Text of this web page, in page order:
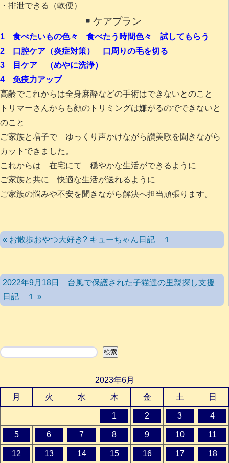
・排泄できる（軟便）
ケアプラン
1 食べたいもの色々 食べたう時間色々 試してもらう
2 口腔ケア（炎症対策） 口周りの毛を切る
3 目ケア （めやに洗浄）
4 免疫力アップ
高齢でこれからは全身麻酔などの手術はできないとのこと
トリマーさんからも顔のトリミングは嫌がるのでできないと
のこと
ご家族と増子で ゆっくり声かけながら讃美歌を聞きながら
カットできました。
これからは 在宅にて 穏やかな生活ができるように
ご家族と共に 快適な生活が送れるように
ご家族の悩みや不安を聞きながら解決へ担当頑張ります。
« お散歩おやつ大好き? キューちゃん日記 １
2022年9月18日 台風で保護された子猫達の里親探し支援
日記 １ »
検索 検索
2023年6月
月
火 水 木 金 土 日
1 2 3 4
5 6 7 8 9 10 11
12 13 14 15 16 17 18